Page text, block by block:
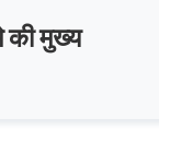
मुख्य